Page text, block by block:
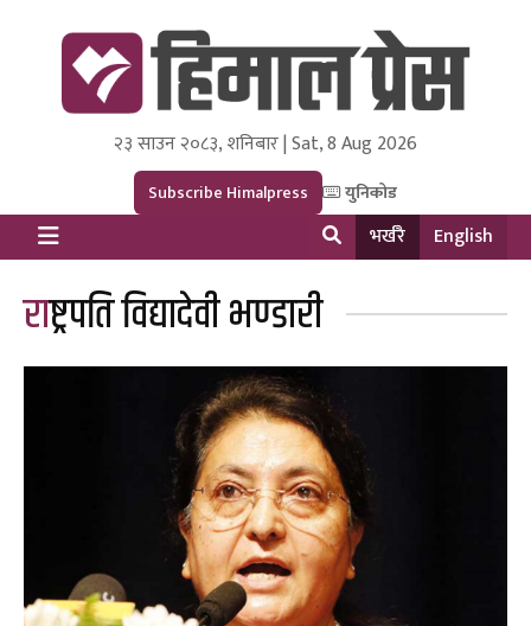
Himal Press
Dot NewsyNepal Media and Research Pvt Ltd.
२३ साउन २०८३, शनिबार | Sat, 8 Aug 2026
Subscribe Himalpress युनिकोड
भर्खरै English
राष्ट्रपति विद्यादेवी भण्डारी